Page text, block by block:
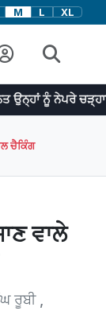
M L XL
ਚੜ੍ਹਾਉਂਦੀ ਹੈ | ¸ਡਾ:
ਚੈਕਿੰਗ
ਵਾਲੇ
ਰੂਬੀ ,